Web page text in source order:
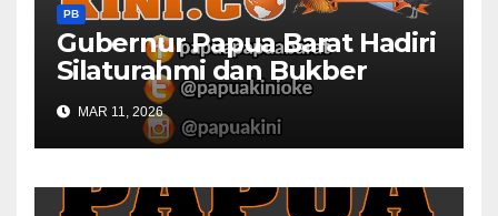
PB
Gubernur Papua Barat Hadiri
Silaturahmi dan Bukber
Bersama DPR RI dan
Mendagri di IPDN
MAR 11, 2026